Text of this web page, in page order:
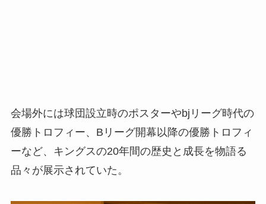
会場外には球団設立時のポスターやbjリーグ時代の
優勝トロフィー、Bリーグ開幕以降の優勝トロフィ
ーなど、キングスの20年間の歴史と成長を物語る
品々が展示されていた。